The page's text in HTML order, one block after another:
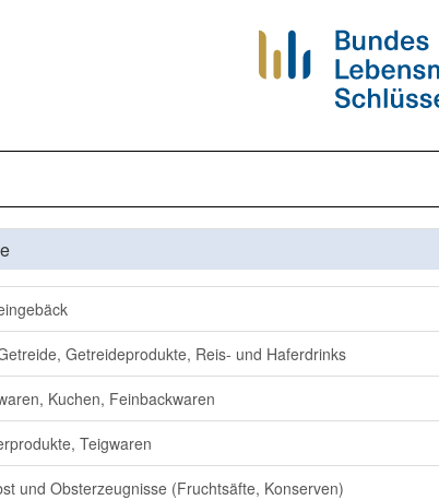
Getreideprodukte, Reis- und Haferdrinks
Kuchen, Feinbackwaren
Teigwaren
und Obsterzeugnisse (Fruchtsäfte, Konserven)